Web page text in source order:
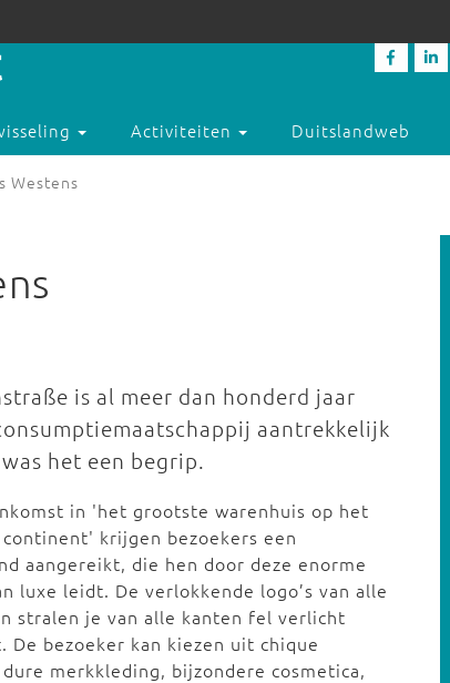
Activiteiten Duitslandweb
Westens
is al meer dan honderd jaar
aantrekkelijk
het een begrip.
in 'het grootste warenhuis op het
continent' krijgen bezoekers een
aangereikt, die hen door deze enorme
luxe leidt. De verlokkende logo’s van alle
stralen je van alle kanten fel verlicht
De bezoeker kan kiezen uit chique
merkkleding, bijzondere cosmetica,